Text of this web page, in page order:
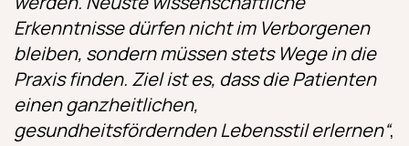
Erkenntnisse dürfen nicht im Verborgenen
bleiben, sondern müssen stets Wege in die
Praxis finden. Ziel ist es, dass die Patienten
einen ganzheitlichen,
gesundheitsfördernden Lebensstil erlernen“,